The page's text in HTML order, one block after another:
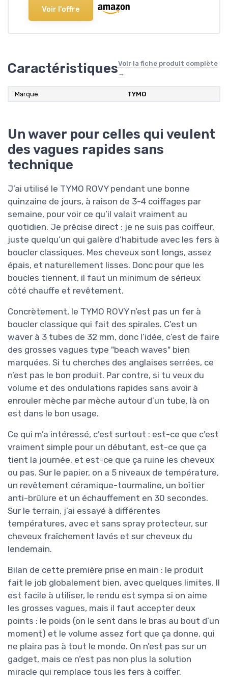
Voir l'offre
CaractéristiquesVoir la fiche produit complète
→
Marque ‎TYMO
Un waver pour celles qui veulent
des vagues rapides sans
technique
J’ai utilisé le TYMO ROVY pendant une bonne
quinzaine de jours, à raison de 3-4 coiffages par
semaine, pour voir ce qu’il valait vraiment au
quotidien. Je précise direct : je ne suis pas coiffeur,
juste quelqu’un qui galère d’habitude avec les fers à
boucler classiques. Mes cheveux sont longs, assez
épais, et naturellement lisses. Donc pour que les
boucles tiennent, il faut un minimum de sérieux
côté chauffe et revêtement.
Concrètement, le TYMO ROVY n’est pas un fer à
boucler classique qui fait des spirales. C’est un
waver à 3 tubes de 32 mm, donc l’idée, c’est de faire
des grosses vagues type "beach waves" bien
marquées. Si tu cherches des anglaises serrées, ce
n’est pas le bon produit. Par contre, si tu veux du
volume et des ondulations rapides sans avoir à
enrouler mèche par mèche autour d’un tube, là on
est dans le bon usage.
Ce qui m’a intéressé, c’est surtout : est-ce que c’est
vraiment simple pour un débutant, est-ce que ça
tient la journée, et est-ce que ça ruine les cheveux
ou pas. Sur le papier, on a 5 niveaux de température,
un revêtement céramique-tourmaline, un boîtier
anti-brûlure et un échauffement en 30 secondes.
Sur le terrain, j’ai essayé à différentes
températures, avec et sans spray protecteur, sur
cheveux fraîchement lavés et sur cheveux du
lendemain.
Bilan de cette première prise en main : le produit
fait le job globalement bien, avec quelques limites. Il
est facile à utiliser, le rendu est sympa si on aime
les grosses vagues, mais il faut accepter deux
points : le poids (on le sent dans le bras au bout d’un
moment) et le volume assez fort que ça donne, qui
ne plaira pas à tout le monde. On n’est pas sur un
gadget, mais ce n’est pas non plus la solution
miracle qui remplace tous les fers à coiffer.